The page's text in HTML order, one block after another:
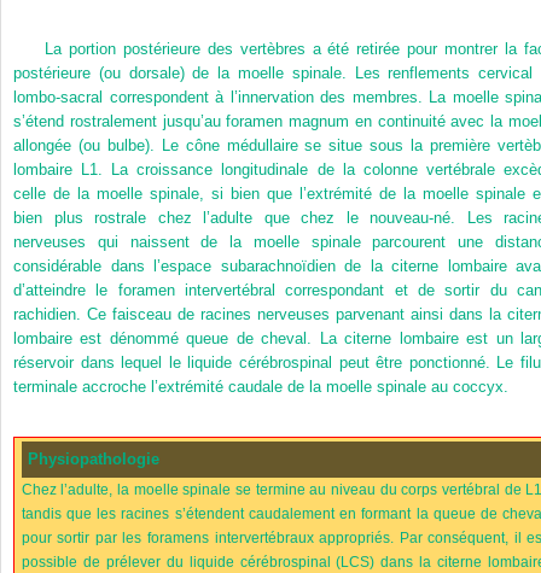
La portion postérieure des vertèbres a été retirée pour montrer la
postérieure (ou dorsale) de la moelle spinale. Les renflements cervical
lombo-sacral correspondent à l’innervation des membres. La moelle
s’étend rostralement jusqu’au foramen magnum en continuité avec la
allongée (ou bulbe). Le cône médullaire se situe sous la première
lombaire L1. La croissance longitudinale de la colonne vertébrale
celle de la moelle spinale, si bien que l’extrémité de la moelle spinale
bien plus rostrale chez l’adulte que chez le nouveau-né. Les
nerveuses qui naissent de la moelle spinale parcourent une
considérable dans l’espace subarachnoïdien de la citerne lombaire
d’atteindre le foramen intervertébral correspondant et de sortir du
rachidien. Ce faisceau de racines nerveuses parvenant ainsi dans la
lombaire est dénommé queue de cheval. La citerne lombaire est un
réservoir dans lequel le liquide cérébrospinal peut être ponctionné. Le
terminale accroche l’extrémité caudale de la moelle spinale au coccyx.
Physiopathologie
Chez l’adulte, la moelle spinale se termine au niveau du corps vertébral de
tandis que les racines s’étendent caudalement en formant la queue de
pour sortir par les foramens intervertébraux appropriés. Par conséquent, il
possible de prélever du liquide cérébrospinal (LCS) dans la citerne